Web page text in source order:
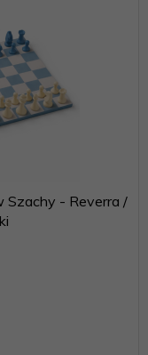
Szachy - Reverra /